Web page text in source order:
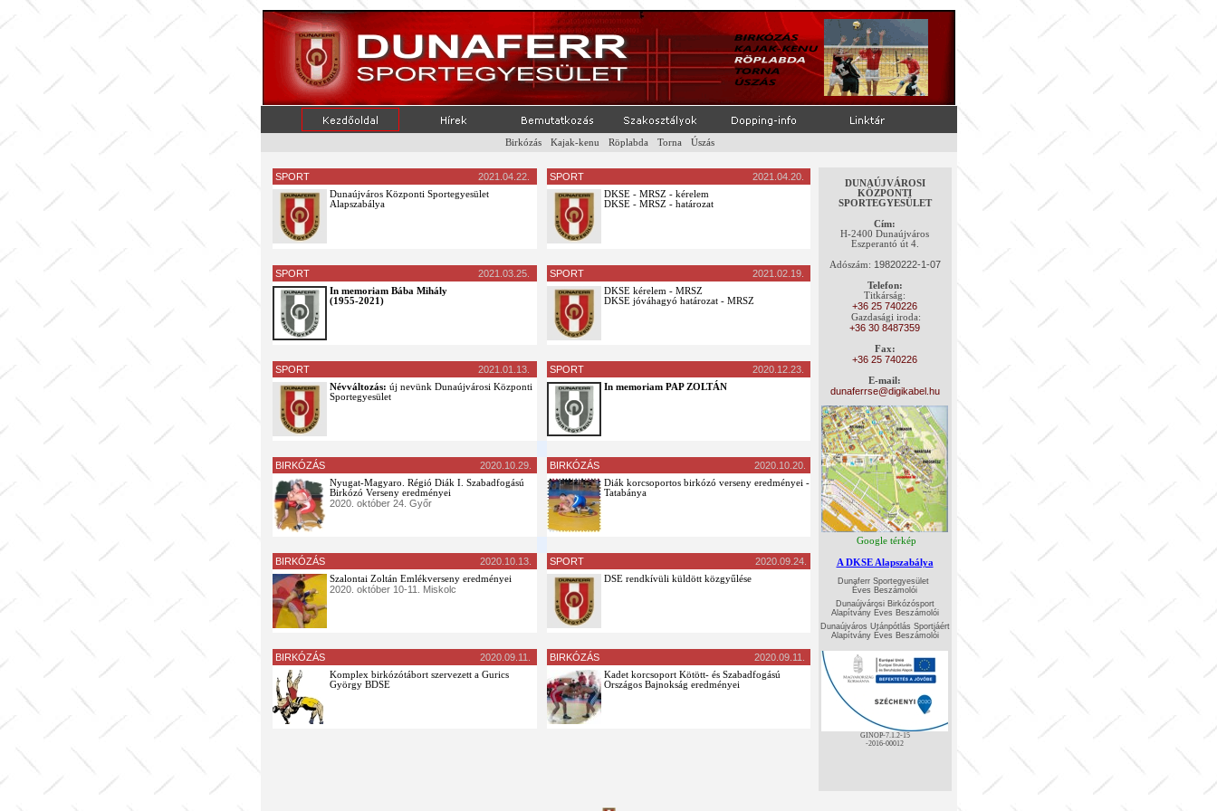
Birkózás Kajak-kenu Röplabda Torna Úszás
SPORT 2021.04.22. SPORT 2021.04.20.
Dunaújváros Központi Sportegyesület
Alapszabálya
DKSE - MRSZ - kérelem
DKSE - MRSZ - határozat
SPORT 2021.03.25. SPORT 2021.02.19.
In memoriam Bába Mihály
(1955-2021)
DKSE kérelem - MRSZ
DKSE jóváhagyó határozat - MRSZ
SPORT 2021.01.13. SPORT 2020.12.23.
Névváltozás: új nevünk Dunaújvárosi Központi
Sportegyesület
In memoriam PAP ZOLTÁN
BIRKÓZÁS 2020.10.29. BIRKÓZÁS 2020.10.20.
Nyugat-Magyaro. Régió Diák I. Szabadfogású
Birkózó Verseny eredményei
2020. október 24. Győr
Diák korcsoportos birkózó verseny eredményei -
Tatabánya
BIRKÓZÁS 2020.10.13. SPORT 2020.09.24.
Szalontai Zoltán Emlékverseny eredményei
2020. október 10-11. Miskolc
DSE rendkívüli küldött közgyűlése
BIRKÓZÁS 2020.09.11. BIRKÓZÁS 2020.09.11.
Komplex birkózótábort szervezett a Gurics
György BDSE
Kadet korcsoport Kötött- és Szabadfogású
Országos Bajnokság eredményei
DUNAÚJVÁROSI
KÖZPONTI
SPORTEGYESÜLET
Cím:
H-2400 Dunaújváros
Eszperantó út 4.
Adószám: 19820222-1-07
Telefon:
Titkárság:
+36 25 740226
Gazdasági iroda:
+36 30 8487359
Fax:
+36 25 740226
E-mail:
dunaferrse@digikabel.hu
Google térkép
A DKSE Alapszabálya
Dunaferr Sportegyesület
Éves Beszámolói
Dunaújvárosi Birkózósport
Alapítvány Éves Beszámolói
Dunaújváros Utánpótlás Sportjáért
Alapítvány Éves Beszámolói
GINOP-7.1.2-15
-2016-00012